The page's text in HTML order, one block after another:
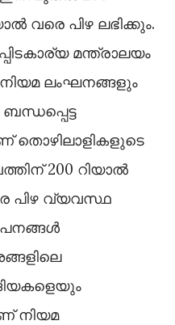
വരെ പിഴ ലഭിക്കും.
മന്ത്രാലയം
നിയമ ലംഘനങ്ങളും
തൊഴിലാളികളുടെ
200 റിയാൽ
പിഴ വ്യവസ്ഥ
നിയമ